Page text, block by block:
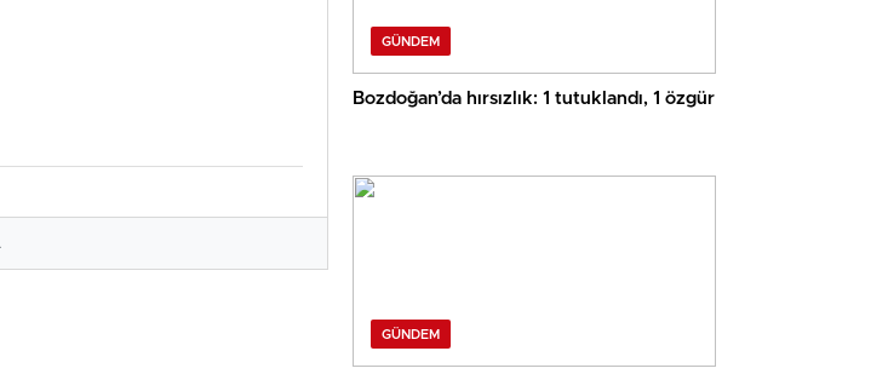
GÜNDEM
Bozdoğan’da hırsızlık: 1 tutuklandı, 1 özgür
GÜNDEM